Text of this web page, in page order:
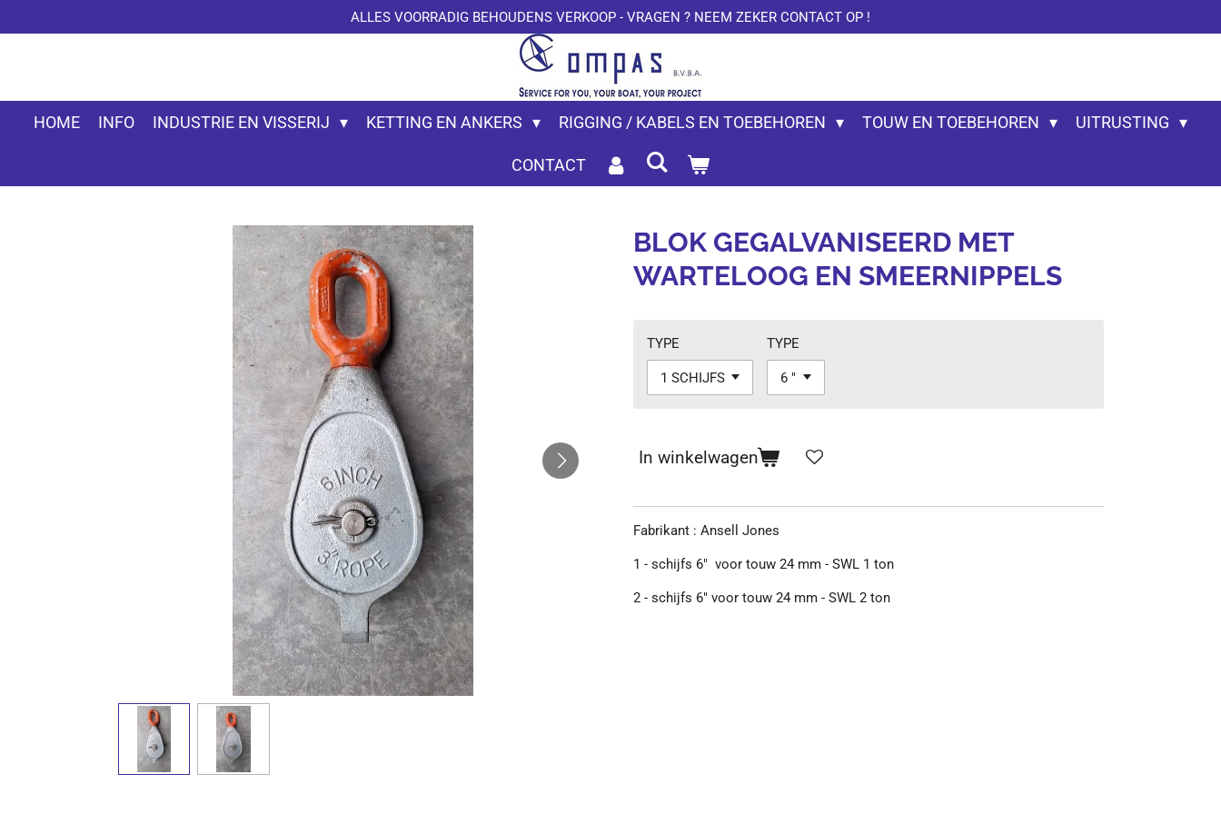
direct
hoofdinhoud
ALLES VOORRADIG BEHOUDENS VERKOOP - VRAGEN ? NEEM ZEKER CONTACT OP !
HOME INFO INDUSTRIE EN VISSERIJ KETTING EN ANKERS RIGGING / KABELS EN TOEBEHOREN TOUW EN TOEBEHOREN UITRUSTING
CONTACT
BLOK GEGALVANISEERD MET
WARTELOOG EN SMEERNIPPELS
TYPE TYPE
In winkelwagen
Fabrikant : Ansell Jones
1 - schijfs 6" voor touw 24 mm - SWL 1 ton
2 - schijfs 6" voor touw 24 mm - SWL 2 ton